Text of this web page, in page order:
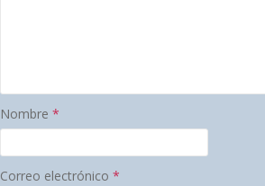
Nombre *
Correo electrónico *